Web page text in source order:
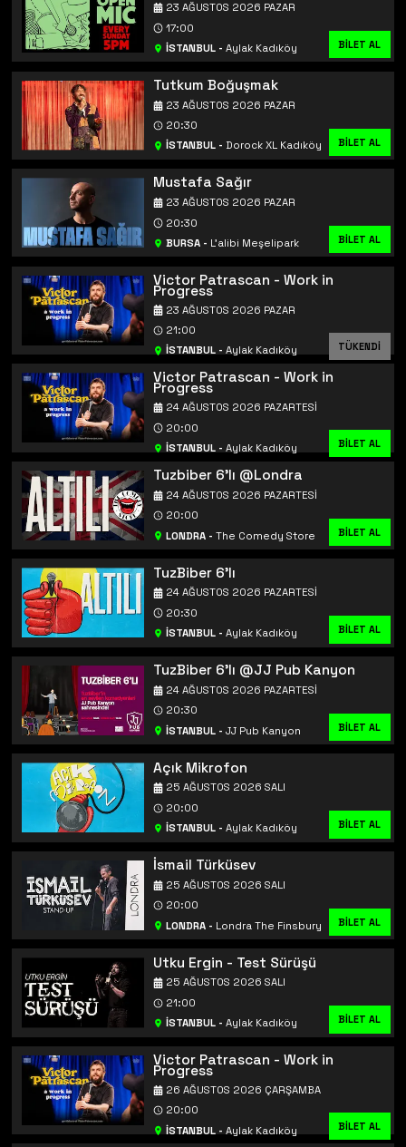
İSTANBUL- Aylak Kadıköy
23 AĞUSTOS 2026 PAZAR
17:00
BİLET AL
Tutkum Boğuşmak
İSTANBUL- Dorock XL Kadıköy
23 AĞUSTOS 2026 PAZAR
20:30
BİLET AL
Mustafa Sağır
BURSA- L’alibi Meşelipark
23 AĞUSTOS 2026 PAZAR
20:30
BİLET AL
Victor Patrascan - Work in
Progress
İSTANBUL- Aylak Kadıköy
23 AĞUSTOS 2026 PAZAR
21:00
TÜKENDİ
Victor Patrascan - Work in
Progress
İSTANBUL- Aylak Kadıköy
24 AĞUSTOS 2026 PAZARTESI
20:00
BİLET AL
Tuzbiber 6'lı @Londra
LONDRA- The Comedy Store
24 AĞUSTOS 2026 PAZARTESI
20:00
BİLET AL
TuzBiber 6'lı
İSTANBUL- Aylak Kadıköy
24 AĞUSTOS 2026 PAZARTESI
20:30
BİLET AL
TuzBiber 6'lı @JJ Pub Kanyon
İSTANBUL- JJ Pub Kanyon
24 AĞUSTOS 2026 PAZARTESI
20:30
BİLET AL
BİLET AL
Açık Mikrofon
İSTANBUL- Aylak Kadıköy
25 AĞUSTOS 2026 SALI
20:00
BİLET AL
İsmail Türküsev
LONDRA- Londra The Finsbury
25 AĞUSTOS 2026 SALI
20:00
BİLET AL
Utku Ergin - Test Sürüşü
İSTANBUL- Aylak Kadıköy
25 AĞUSTOS 2026 SALI
21:00
BİLET AL
Victor Patrascan - Work in
Progress
İSTANBUL- Aylak Kadıköy
26 AĞUSTOS 2026 ÇARŞAMBA
20:00
BİLET AL